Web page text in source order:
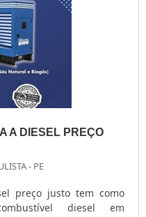
A DIESEL PREÇO
- PE
preço justo tem como
diesel em